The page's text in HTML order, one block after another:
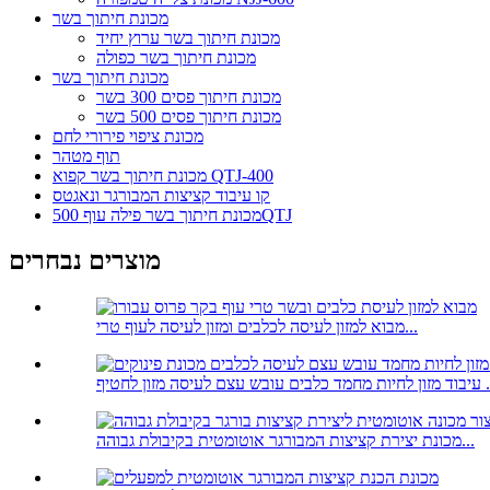
מכונת חיתוך בשר
מכונת חיתוך בשר ערוץ יחיד
מכונת חיתוך בשר כפולה
מכונת חיתוך בשר
מכונת חיתוך פסים 300 בשר
מכונת חיתוך פסים 500 בשר
מכונת ציפוי פירורי לחם
תוף מטהר
מכונת חיתוך בשר קפוא QTJ-400
קו עיבוד קציצות המבורגר ונאגטס
מכונת חיתוך בשר פילה עוף 500QTJ
מוצרים נבחרים
מבוא למזון לעיסה לכלבים ומזון לעיסה לעוף טרי...
לחטיף ...
מכונת יצירת קציצות המבורגר אוטומטית בקיבולת גבוהה...